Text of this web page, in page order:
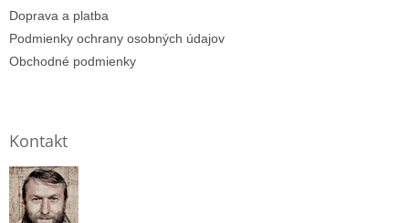
Doprava a platba
Podmienky ochrany osobných údajov
Obchodné podmienky
Kontakt